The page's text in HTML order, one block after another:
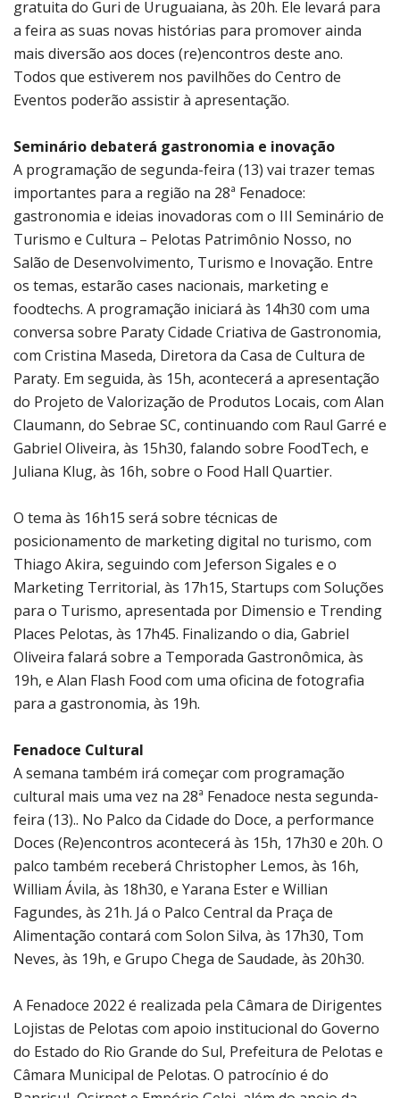
gratuita do Guri de Uruguaiana, às 20h. Ele levará para
a feira as suas novas histórias para promover ainda
mais diversão aos doces (re)encontros deste ano.
Todos que estiverem nos pavilhões do Centro de
Eventos poderão assistir à apresentação.
Seminário debaterá gastronomia e inovação
A programação de segunda-feira (13) vai trazer temas
importantes para a região na 28ª Fenadoce:
gastronomia e ideias inovadoras com o III Seminário de
Turismo e Cultura – Pelotas Patrimônio Nosso, no
Salão de Desenvolvimento, Turismo e Inovação. Entre
os temas, estarão cases nacionais, marketing e
foodtechs. A programação iniciará às 14h30 com uma
conversa sobre Paraty Cidade Criativa de Gastronomia,
com Cristina Maseda, Diretora da Casa de Cultura de
Paraty. Em seguida, às 15h, acontecerá a apresentação
do Projeto de Valorização de Produtos Locais, com Alan
Claumann, do Sebrae SC, continuando com Raul Garré e
Gabriel Oliveira, às 15h30, falando sobre FoodTech, e
Juliana Klug, às 16h, sobre o Food Hall Quartier.
O tema às 16h15 será sobre técnicas de
posicionamento de marketing digital no turismo, com
Thiago Akira, seguindo com Jeferson Sigales e o
Marketing Territorial, às 17h15, Startups com Soluções
para o Turismo, apresentada por Dimensio e Trending
Places Pelotas, às 17h45. Finalizando o dia, Gabriel
Oliveira falará sobre a Temporada Gastronômica, às
19h, e Alan Flash Food com uma oficina de fotografia
para a gastronomia, às 19h.
Fenadoce Cultural
A semana também irá começar com programação
cultural mais uma vez na 28ª Fenadoce nesta segunda-
feira (13).. No Palco da Cidade do Doce, a performance
Doces (Re)encontros acontecerá às 15h, 17h30 e 20h. O
palco também receberá Christopher Lemos, às 16h,
William Ávila, às 18h30, e Yarana Ester e Willian
Fagundes, às 21h. Já o Palco Central da Praça de
Alimentação contará com Solon Silva, às 17h30, Tom
Neves, às 19h, e Grupo Chega de Saudade, às 20h30.
A Fenadoce 2022 é realizada pela Câmara de Dirigentes
Lojistas de Pelotas com apoio institucional do Governo
do Estado do Rio Grande do Sul, Prefeitura de Pelotas e
Câmara Municipal de Pelotas. O patrocínio é do